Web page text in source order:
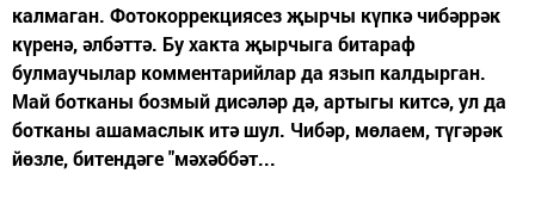
калмаган. Фотокоррекциясез җырчы күпкә чибәррәк
күренә, әлбәттә. Бу хакта җырчыга битараф
булмаучылар комментарийлар да язып калдырган.
Май ботканы бозмый дисәләр дә, артыгы китсә, ул да
ботканы ашамаслык итә шул. Чибәр, мөлаем, түгәрәк
йөзле, битендәге "мәхәббәт...